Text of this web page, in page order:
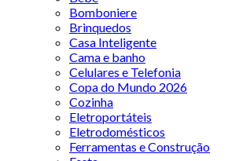
Bomboniere
Brinquedos
Casa Inteligente
Cama e banho
Celulares e Telefonia
Copa do Mundo 2026
Cozinha
Eletroportáteis
Eletrodomésticos
Ferramentas e Construção